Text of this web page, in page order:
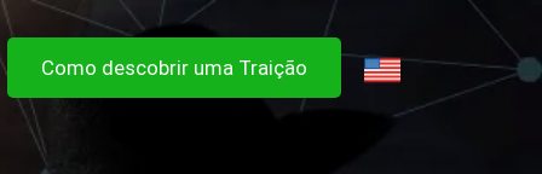
Como descobrir uma Traição